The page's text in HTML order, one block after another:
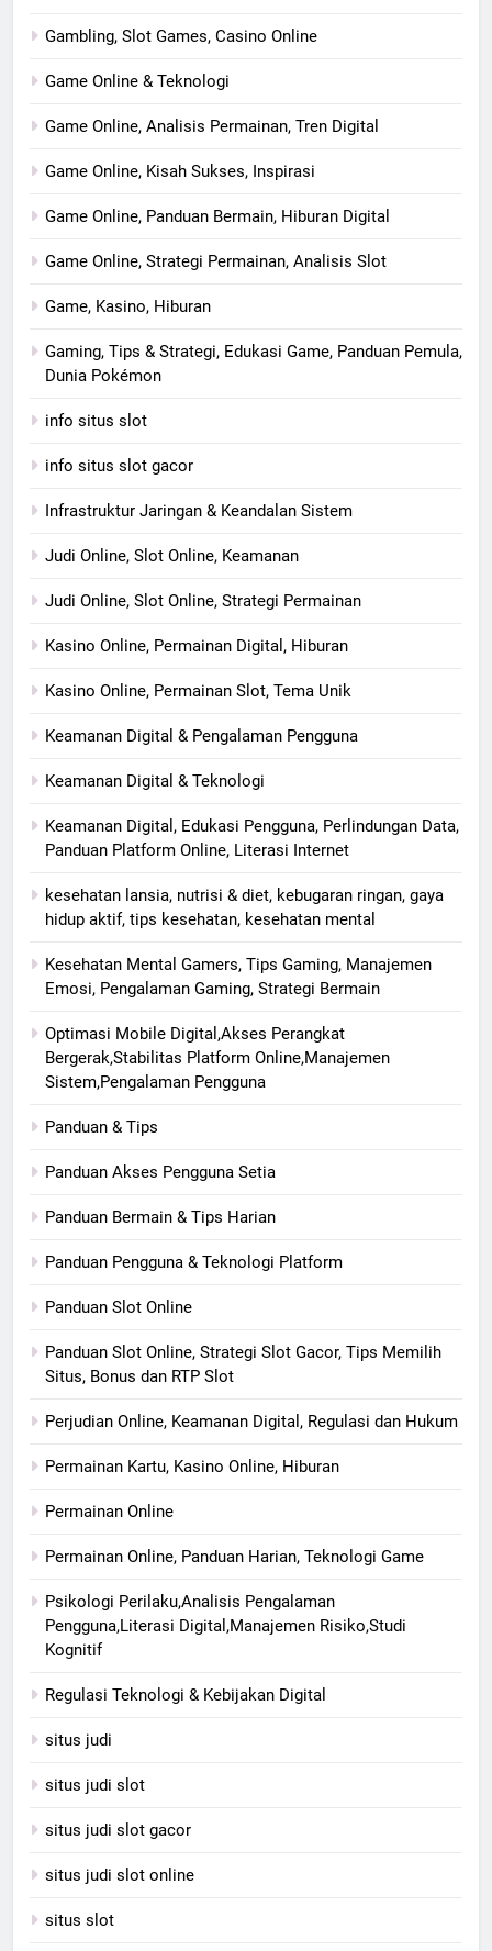
Gambling, Slot Games, Casino Online
Game Online & Teknologi
Game Online, Analisis Permainan, Tren Digital
Game Online, Kisah Sukses, Inspirasi
Game Online, Panduan Bermain, Hiburan Digital
Game Online, Strategi Permainan, Analisis Slot
Game, Kasino, Hiburan
Gaming, Tips & Strategi, Edukasi Game, Panduan Pemula,
Dunia Pokémon
info situs slot
info situs slot gacor
Infrastruktur Jaringan & Keandalan Sistem
Judi Online, Slot Online, Keamanan
Judi Online, Slot Online, Strategi Permainan
Kasino Online, Permainan Digital, Hiburan
Kasino Online, Permainan Slot, Tema Unik
Keamanan Digital & Pengalaman Pengguna
Keamanan Digital & Teknologi
Keamanan Digital, Edukasi Pengguna, Perlindungan Data,
Panduan Platform Online, Literasi Internet
kesehatan lansia, nutrisi & diet, kebugaran ringan, gaya
hidup aktif, tips kesehatan, kesehatan mental
Kesehatan Mental Gamers, Tips Gaming, Manajemen
Emosi, Pengalaman Gaming, Strategi Bermain
Optimasi Mobile Digital,Akses Perangkat
Bergerak,Stabilitas Platform Online,Manajemen
Sistem,Pengalaman Pengguna
Panduan & Tips
Panduan Akses Pengguna Setia
Panduan Bermain & Tips Harian
Panduan Pengguna & Teknologi Platform
Panduan Slot Online
Panduan Slot Online, Strategi Slot Gacor, Tips Memilih
Situs, Bonus dan RTP Slot
Perjudian Online, Keamanan Digital, Regulasi dan Hukum
Permainan Kartu, Kasino Online, Hiburan
Permainan Online
Permainan Online, Panduan Harian, Teknologi Game
Psikologi Perilaku,Analisis Pengalaman
Pengguna,Literasi Digital,Manajemen Risiko,Studi
Kognitif
Regulasi Teknologi & Kebijakan Digital
situs judi
situs judi slot
situs judi slot gacor
situs judi slot online
situs slot